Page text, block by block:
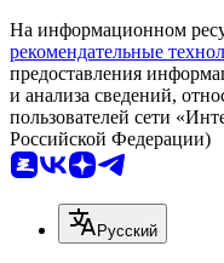
На информационном
рекомендательные
предоставления
и анализа сведений,
пользователей сети
Российской Федерации)
Русский